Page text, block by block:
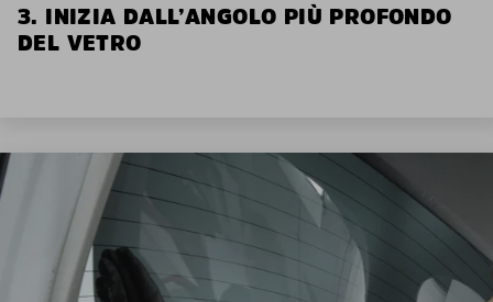
3. INIZIA DALL’ANGOLO PIÙ PROFONDO
DEL VETRO